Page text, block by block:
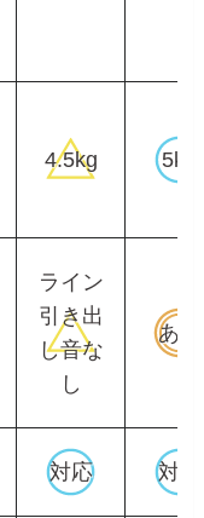
4.5kg 5kg
ライン
引き出
し音な
し
あり
対応 対応